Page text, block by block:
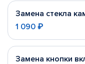
Замена стекла
1 090 ₽
Замена кнопки